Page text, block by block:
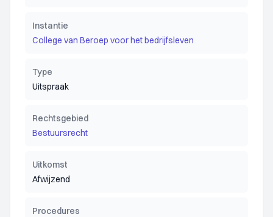
Instantie
College van Beroep voor het bedrijfsleven
Type
Uitspraak
Rechtsgebied
Bestuursrecht
Uitkomst
Afwijzend
Procedures